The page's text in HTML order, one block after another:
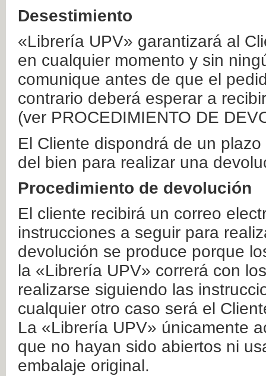
Desestimiento
«Librería UPV» garantizará al
en cualquier momento y sin
comunique antes de que el
contrario deberá esperar a
(ver PROCEDIMIENTO DE
El Cliente dispondrá de un
del bien para realizar una
Procedimiento de devolución
El cliente recibirá un correo
instrucciones a seguir para
devolución se produce porque
la «Librería UPV» correrá con
realizarse siguiendo las
cualquier otro caso será el
La «Librería UPV» únicamente
que no hayan sido abiertos ni
embalaje original.